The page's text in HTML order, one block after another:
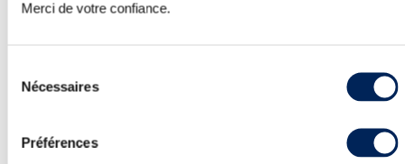
Merci de votre confiance.
Nécessaires
Préférences
D’aucuns pourraient croire qu’au sein
la seule présence de ce sésame sur une
quand il s’agit de soumettre ses propres